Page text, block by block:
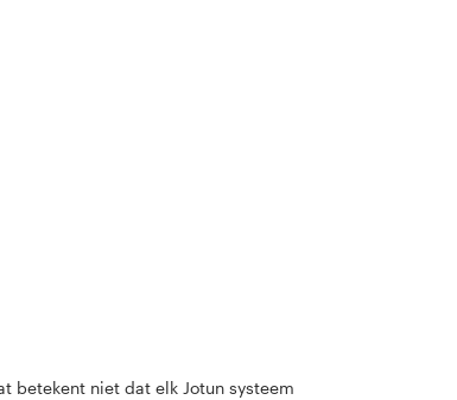
betekent niet dat elk Jotun systeem